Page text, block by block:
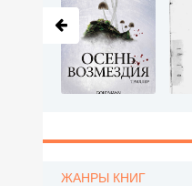
ЖАНРЫ КНИГ